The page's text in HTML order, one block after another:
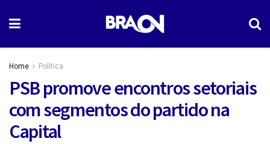
Home Política
PSB promove encontros setoriais
com segmentos do partido na
Capital